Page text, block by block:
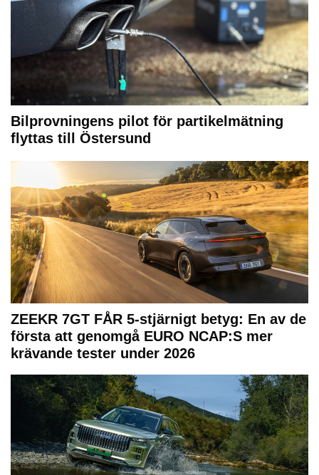
Bilprovningens pilot för partikelmätning
flyttas till Östersund
ZEEKR 7GT FÅR 5-stjärnigt betyg: En av de
första att genomgå EURO NCAP:S mer
krävande tester under 2026